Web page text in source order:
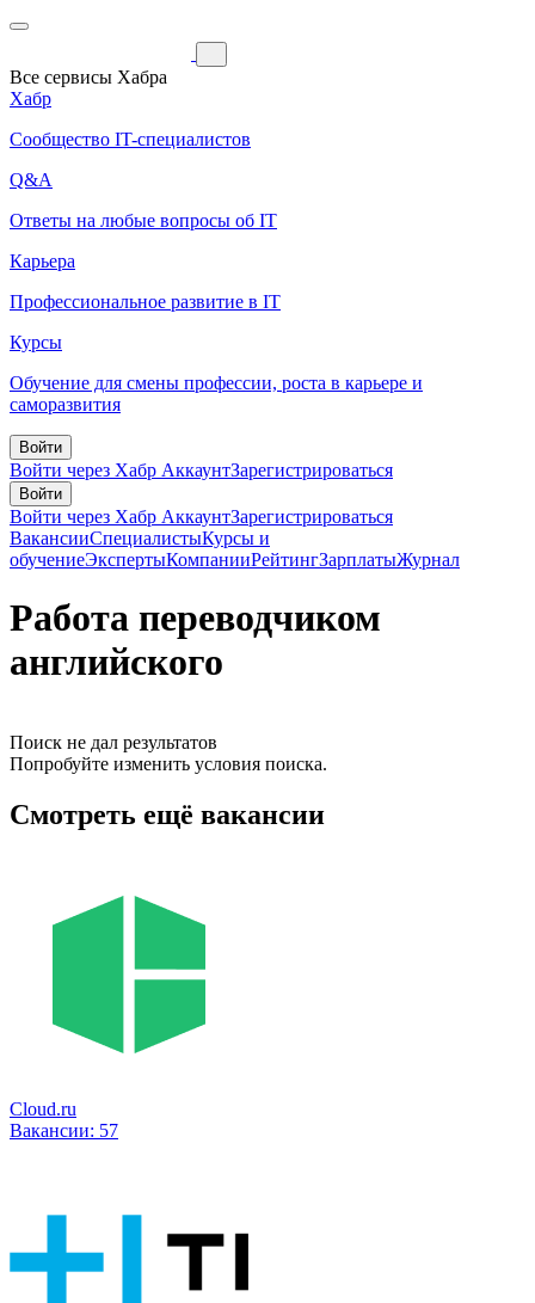
Все сервисы Хабра
Хабр
Сообщество IT-специалистов
Q&A
Ответы на любые вопросы об IT
Карьера
Профессиональное развитие в IT
Курсы
Обучение для смены профессии, роста в карьере и
саморазвития
Войти
Войти через Хабр АккаунтЗарегистрироваться
Войти
Войти через Хабр АккаунтЗарегистрироваться
ВакансииСпециалистыКурсы и
обучениеЭкспертыКомпанииРейтингЗарплатыЖурнал
Работа переводчиком
английского
Поиск не дал результатов
Попробуйте изменить условия поиска.
Смотреть ещё вакансии
Cloud.ru
Вакансии: 57